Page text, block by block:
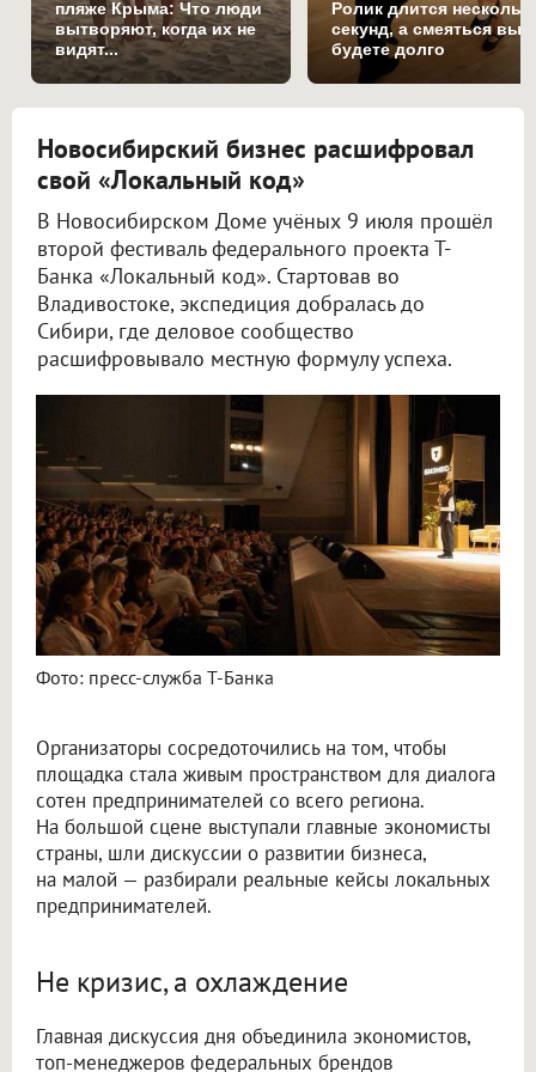
пляже Крыма: Что люди
вытворяют, когда их не
видят...
Ролик длится
секунд, а смеяться вы
будете долго
Новосибирский бизнес расшифровал
свой «Локальный код»
В Новосибирском Доме учёных 9 июля прошёл
второй фестиваль федерального проекта Т-
Банка «Локальный код». Стартовав во
Владивостоке, экспедиция добралась до
Сибири, где деловое сообщество
расшифровывало местную формулу успеха.
Фото: пресс-служба Т-Банка
Организаторы сосредоточились на том, чтобы
площадка стала живым пространством для диалога
сотен предпринимателей со всего региона.
На большой сцене выступали главные экономисты
страны, шли дискуссии о развитии бизнеса,
на малой — разбирали реальные кейсы локальных
предпринимателей.
Не кризис, а охлаждение
Главная дискуссия дня объединила экономистов,
топ-менеджеров федеральных брендов